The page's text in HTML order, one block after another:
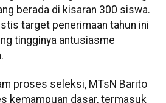
berada di kisaran 300 siswa.
target penerimaan tahun ini
tingginya antusiasme
proses seleksi, MTsN Barito
kemampuan dasar, termasuk